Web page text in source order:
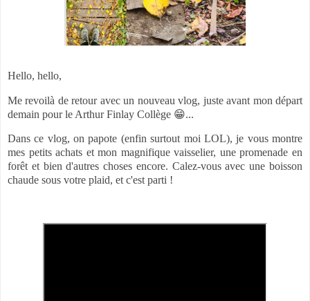
Hello, hello,
Me revoilà de retour avec un nouveau vlog, juste avant mon départ
demain pour le Arthur Finlay Collège 😁...
Dans ce vlog, on papote (enfin surtout moi LOL), je vous montre
mes petits achats et mon magnifique vaisselier, une promenade en
forêt et bien d'autres choses encore. Calez-vous avec une boisson
chaude sous votre plaid, et c'est parti !